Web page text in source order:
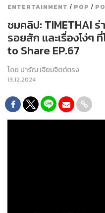
ENTERTAINMENT / POP /
ชมคลิป: TIMETHAI
รอยสัก และเรื่องโง่ๆ
to Share EP.67
โดย ปารัณ เจียมจิตต์ตรง
13.12.2024